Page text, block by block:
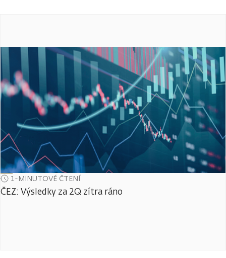
1-MINUTOVÉ ČTENÍ
ČEZ: Výsledky za 2Q zítra ráno